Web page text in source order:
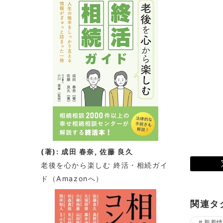
関連タ
(著): 成田 春奈, 佐藤 良久
老後を心から楽しむ 終活・相続ガイ
ド
（Amazonへ）